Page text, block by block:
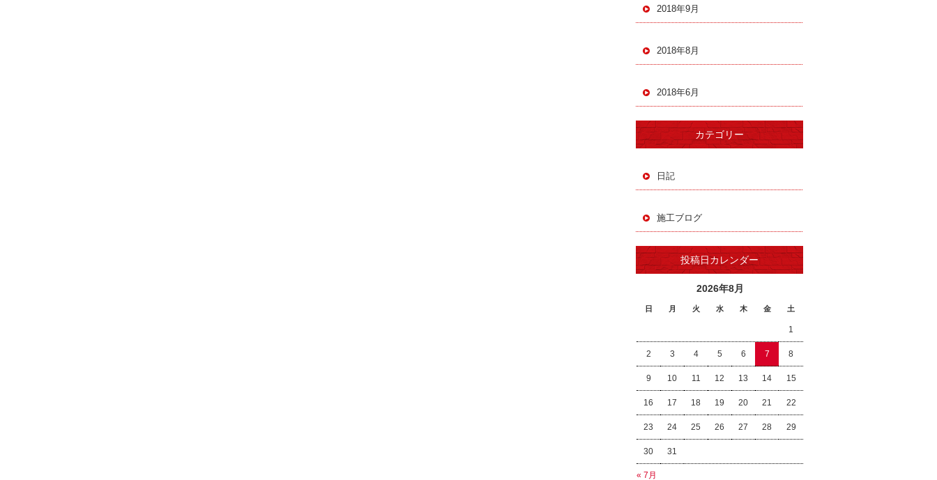
2018年9月
2018年8月
2018年6月
カテゴリー
日記
施工ブログ
投稿日カレンダー
2026年8月
日 月 火 水 木 金 土
« 7月
1
2 3 4 5 6 7 8
9 10 11 12 13 14 15
16 17 18 19 20 21 22
23 24 25 26 27 28 29
30 31